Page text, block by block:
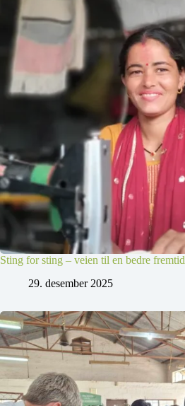
Sting for sting – veien til en bedre fremtid
29. desember 2025